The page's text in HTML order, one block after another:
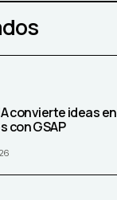
convierte ideas en
con GSAP